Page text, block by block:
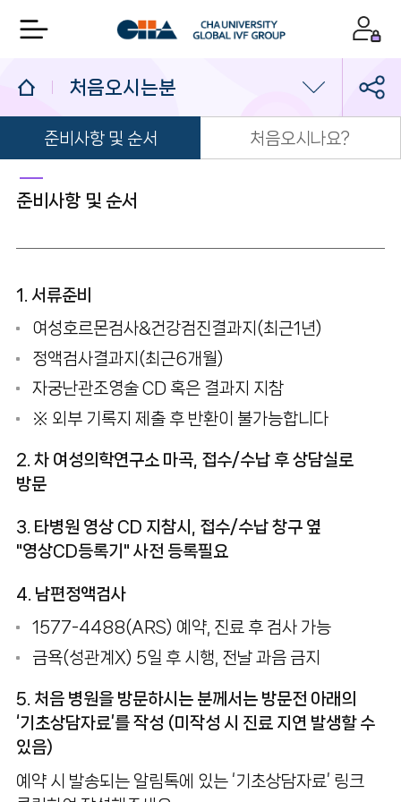
처음오시는분
처음오시는분
외래진료
주요전화번호
원내위치안내
오시는길/주차안내
난임시술비 지원사업 안내
증명서발급
자주하는질문
준비사항 및 순서 처음오시나요?
준비사항 및 순서
1. 서류준비
여성호르몬검사&건강검진결과지(최근1년)
정액검사결과지(최근6개월)
자궁난관조영술 CD 혹은 결과지 지참
※ 외부 기록지 제출 후 반환이 불가능합니다
2. 차 여성의학연구소 마곡, 접수/수납 후 상담실로
방문
3. 타병원 영상 CD 지참시, 접수/수납 창구 옆
"영상CD등록기" 사전 등록필요
4. 남편정액검사
1577-4488(ARS) 예약, 진료 후 검사 가능
금욕(성관계X) 5일 후 시행, 전날 과음 금지
5. 처음 병원을 방문하시는 분께서는 방문전 아래의
‘기초상담자료’를 작성 (미작성 시 진료 지연 발생할 수
있음)
예약 시 발송되는 알림톡에 있는 ‘기초상담자료’ 링크